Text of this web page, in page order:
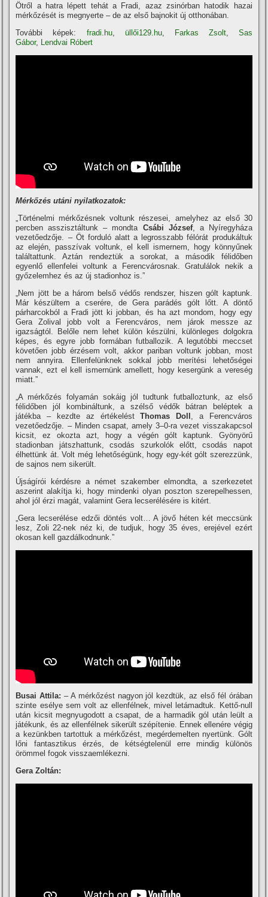
Ötről a hatra lépett tehát a Fradi, azaz zsinórban hatodik hazai
mérkőzését is megnyerte – de az első bajnokit új otthonában.
További képek: fradi.hu, üllői129.hu, Farkas Zsolt, Sas
Gábor, Lendvai Róbert
Mérkőzés utáni nyilatkozatok:
„Történelmi mérkőzésnek voltunk részesei, amelyhez az első 30
percben asszisztáltunk – mondtaCsábi József, a Nyí­regyháza
vezetőedzője. – Öt forduló alatt a legrosszabb félórát produkáltuk
az elején, passzí­vak voltunk, el kell ismernem, hogy könnyűnek
találtattunk. Aztán rendeztük a sorokat, a második félidőben
egyenlő ellenfelei voltunk a Ferencvárosnak. Gratulálok nekik a
győzelemhez és az új stadionhoz is.”
„Nem jött be a három belső védős rendszer, hiszen gólt kaptunk.
Már készültem a cserére, de Gera parádés gólt lőtt. A döntő
párharcokból a Fradi jött ki jobban, és ha azt mondom, hogy egy
Gera Zolival jobb volt a Ferencváros, nem járok messze az
igazságtól. Belőle nem lehet külön készülni, különleges dolgokra
képes, és egyre jobb formában futballozik. A legutóbbi meccset
követően jobb érzésem volt, akkor pariban voltunk jobban, most
nem annyira. Ellenfelünknek sokkal jobb merí­tési lehetőségei
vannak, ezt el kell ismernünk amellett, hogy kesergünk a vereség
miatt.”
„A mérkőzés folyamán sokáig jól tudtunk futballoztunk, az első
félidőben jól kombináltunk, a szélső védők bátran beléptek a
játékba – kezdte az értékeléstThomas Doll , a Ferencváros
vezetőedzője. – Minden csapat, amely 3–0-ra vezet visszakapcsol
kicsit, ez okozta azt, hogy a végén gólt kaptunk. Gyönyörű
stadionban játszhattunk, csodás szurkolók előtt, csodás napot
élhettünk át. Volt még lehetőségünk, hogy egy-két gólt szerezzünk,
de sajnos nem sikerült.
Újságí­rói kérdésre a német szakember elmondta, a szerkezetet
aszerint alakí­tja ki, hogy mindenki olyan poszton szerepelhessen,
ahol jól érzi magát, valamint Gera lecserélésére is kitért.
„Gera lecserélése edzői döntés volt… A jövő héten két meccsünk
lesz, Zoli 22-nek néz ki, de tudjuk, hogy 35 éves, erejével ezért
okosan kell gazdálkodnunk.”
Busai Attila: – A mérkőzést nagyon jól kezdtük, az első fél órában
szinte esélye sem volt az ellenfélnek, mivel letámadtuk. Kettő-null
után kicsit megnyugodott a csapat, de a harmadik gól után leült a
játékunk, és az ellenfélnek sikerült szépí­tenie. Ennek ellenére végig
a kezünkben tartottuk a mérkőzést, megérdemelten nyertünk. Gólt
lőni fantasztikus érzés, de kétségtelenül erre mindig különös
örömmel fogok visszaemlékezni.
Gera Zoltán: